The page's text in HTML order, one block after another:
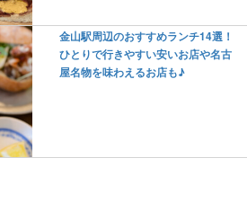
金山駅周辺のおすすめランチ14選！
ひとりで行きやすい安いお店や名古
屋名物を味わえるお店も♪